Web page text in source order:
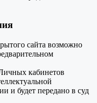
сайта возможно
кабинетов
и будет передано в суд